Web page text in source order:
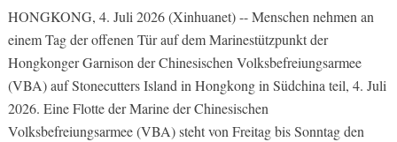
HONGKONG, 4. Juli 2026 (Xinhuanet) -- Menschen nehmen an
einem Tag der offenen Tür auf dem Marinestützpunkt der
Hongkonger Garnison der Chinesischen Volksbefreiungsarmee
(VBA) auf Stonecutters Island in Hongkong in Südchina teil, 4. Juli
2026. Eine Flotte der Marine der Chinesischen
Volksbefreiungsarmee (VBA) steht von Freitag bis Sonntag den